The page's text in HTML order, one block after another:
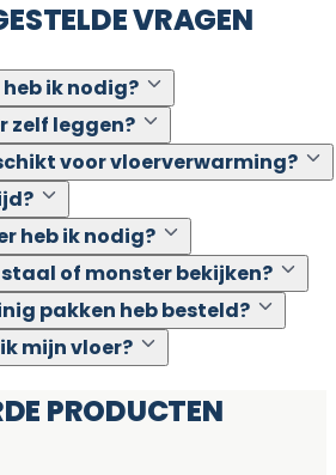
VRAGEN
ik nodig?
zelf leggen?
voor vloerverwarming?
heb ik nodig?
staal of monster bekijken?
pakken heb besteld?
mijn vloer?
PRODUCTEN